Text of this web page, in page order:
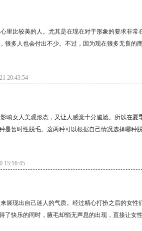
里比较美的人。尤其是在现在对于形象的要求非常
很多人也会付出不少。不过，因为现在很多无良的
20:43:54
响女人美观形态，又让人感觉十分尴尬。所以在夏
是暂时性脱毛。这两种可以根据自己情况选择哪种
15:16:45
展现出自己迷人的气质。经过精心打扮之后的女性
了快乐的同时，腋毛却悄无声息的出现，直接让女